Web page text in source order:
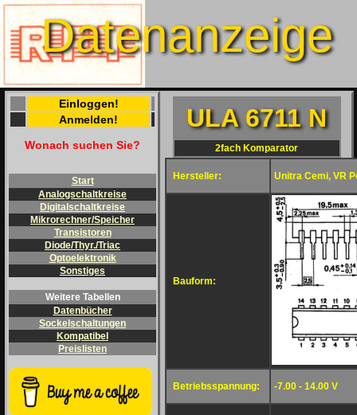
Datenanzeige
Einloggen!
Anmelden!
Wonach suchen Sie?
Start
Analogschaltkreise
Digitalschaltkreise
Mikrorechner/Speicher
Transistoren
Diode/Thyr./Triac
Optoelektronik
Sonstiges
Weitere Tabellen
Datenbücher
Sockelschaltungen
Kompatibel
Preislisten
ULA 6711 N
2fach Komparator
Hersteller: Unitra Cemi, VR
Bauform:
Betriebsspannung: -7.00 - 14.00 V